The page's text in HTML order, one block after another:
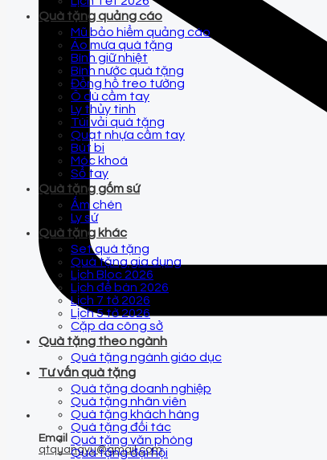
Email
qtquangvu@gmail.com
Quà tặng quảng cáo
Mũ bảo hiểm quảng cáo
Áo mưa quà tặng
Bình giữ nhiệt
Bình nước quà tặng
Đồng hồ treo tường
Ô dù cầm tay
Ly thủy tinh
Túi vải quà tặng
Quạt nhựa cầm tay
Bút bi
Móc khoá
Sổ tay
Quà tặng gốm sứ
Ấm chén
Ly sứ
Quà tặng khác
Set quà tặng
Quà tặng gia dụng
Lịch Bloc 2026
Lịch để bàn 2026
Lịch 7 tờ 2026
Lịch 5 tờ 2026
Cặp da công sở
Quà tặng theo ngành
Quà tặng ngành giáo dục
Tư vấn quà tặng
Quà tặng doanh nghiệp
Quà tặng nhân viên
Quà tặng khách hàng
Quà tặng đối tác
Quà tặng văn phòng
Quà tặng đại hội